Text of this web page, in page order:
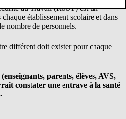
au Travail (RSST) est un
établissement scolaire et dans
nombre de personnels.
différent doit exister pour chaque
parents, élèves, AVS,
constater une entrave à la santé